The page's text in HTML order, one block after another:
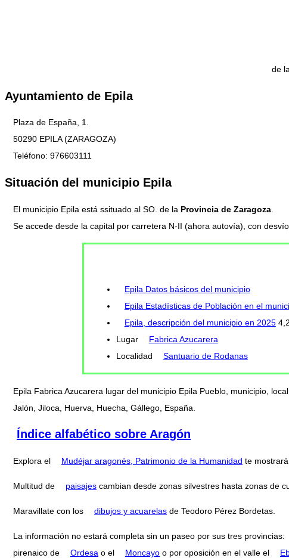
de
Ayuntamiento de Epila
Plaza de España, 1.
50290 EPILA (ZARAGOZA)
Teléfono: 976603111
Situación del municipio Epila
El municipio Epila está ssituado al SO. de la Provincia de Zaragoza
Se accede desde la capital por carretera N-II (ahora autovía), con
Epila Datos básicos del municipio
Epila Estadísticas de Población en el
Epila, descripción del municipio en 2025
Lugar
Fabrica Azucarera
Localidad
Santuario de Rodanas
Epila Fabrica Azucarera lugar del municipio Epila Pueblo, municipio,
Jalón, Jiloca, Huerva, Huecha, Gállego, España.
Índice alfabético sobre Aragón
Explora el Mudéjar aragonés, Patrimonio de la Humanidad te
Multitud de paisajes cambian desde zonas silvestres hasta zonas de
Maravillate con los dibujos y acuarelas de Teodoro Pérez Bordetas.
La información no estará completa sin un paseo por sus tres provincias:
pirenaico de
Ordesa o el Moncayo o por oposición en el valle el